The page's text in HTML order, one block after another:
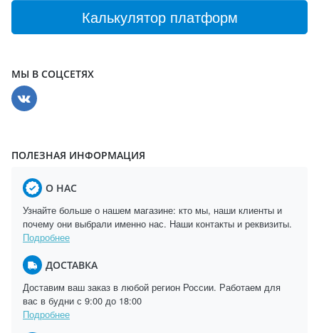
Калькулятор платформ
МЫ В СОЦСЕТЯХ
ПОЛЕЗНАЯ ИНФОРМАЦИЯ
О НАС
Узнайте больше о нашем магазине: кто мы, наши клиенты и
почему они выбрали именно нас. Наши контакты и реквизиты.
Подробнее
ДОСТАВКА
Доставим ваш заказ в любой регион России. Работаем для
вас в будни с 9:00 до 18:00
Подробнее